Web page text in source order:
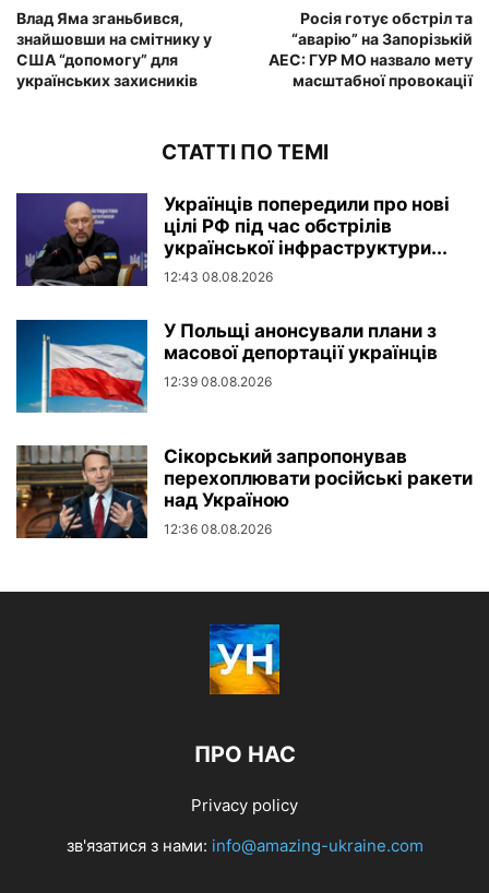
Влад Яма зганьбився,
знайшовши на смітнику у
США “допомогу” для
українських захисників
Росія готує обстріл та
“аварію” на Запорізькій
АЕС: ГУР МО назвало мету
масштабної провокації
СТАТТІ ПО ТЕМІ
Українців попередили про нові
цілі РФ під час обстрілів
української інфраструктури...
12:43 08.08.2026
У Польщі анонсували плани з
масової депортації українців
12:39 08.08.2026
Сікорський запропонував
перехоплювати російські ракети
над Україною
12:36 08.08.2026
ПРО НАС
Privacy policy
зв'язатися з нами: info@amazing-ukraine.com